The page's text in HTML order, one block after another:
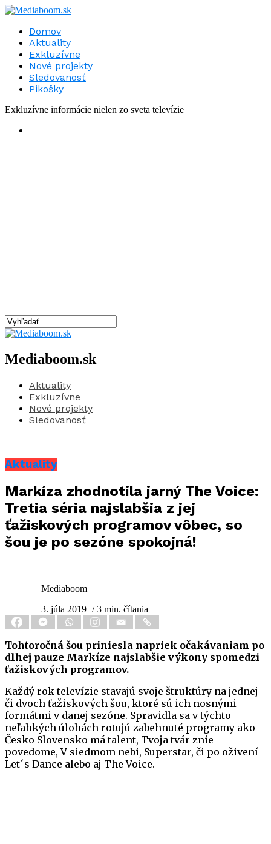
Domov
Aktuality
Exkluzívne
Nové projekty
Sledovanosť
Pikošky
Exkluzívne informácie nielen zo sveta televízie
Mediaboom.sk
Aktuality
Exkluzívne
Nové projekty
Sledovanosť
Aktuality
Markíza zhodnotila jarný The Voice:
Tretia séria najslabšia z jej
ťažiskových programov vôbec, so
šou je po sezóne spokojná!
Mediaboom
3. júla 2019 / 3 min. čítania
Tohtoročná šou priniesla napriek očakávaniam po
dlhej pauze Markíze najslabšie výkony spomedzi
ťažiskových programov.
Každý rok televízie stavajú svoje štruktúry na jednej
či dvoch ťažiskových šou, ktoré sú ich nosnými
formátmi v danej sezóne. Spravidla sa v týchto
neľahkých úlohách rotujú zabehnuté programy ako
Česko Slovensko má talent, Tvoja tvár znie
povedome, V siedmom nebi, Superstar, či po oživení
Let´s Dance alebo aj The Voice.